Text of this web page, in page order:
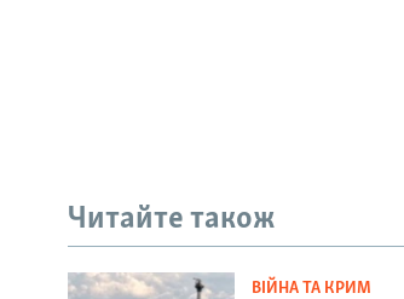
Читайте також
ВІЙНА ТА КРИМ